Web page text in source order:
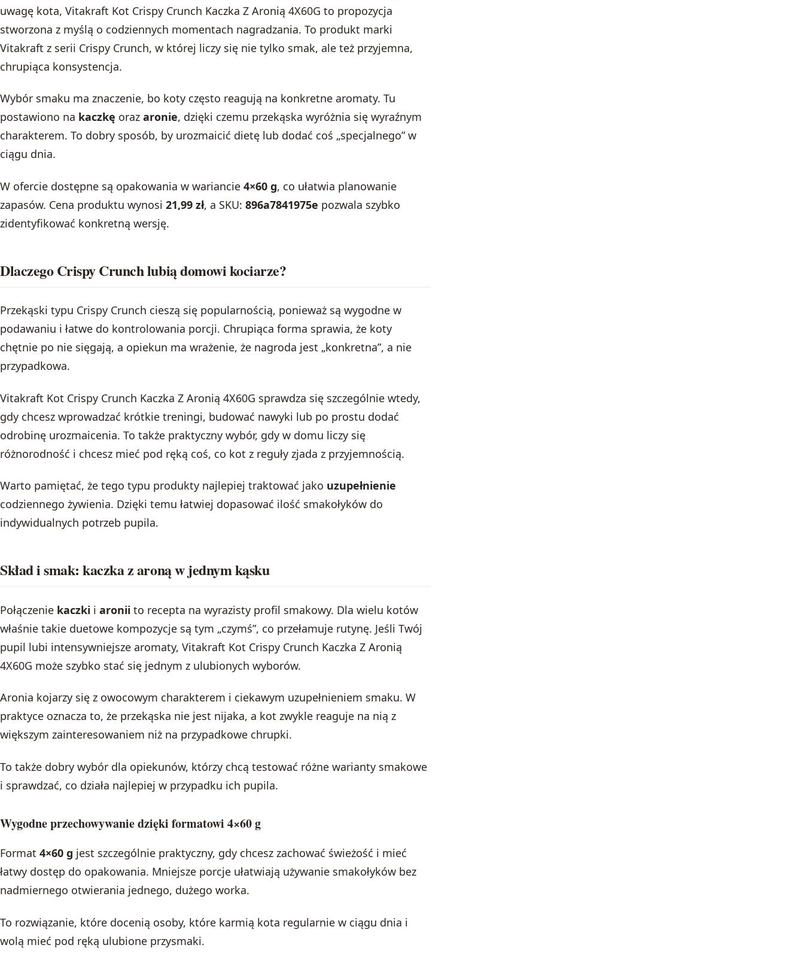
uwagę kota, Vitakraft Kot Crispy Crunch Kaczka Z Aronią 4X60G to propozycja
stworzona z myślą o codziennych momentach nagradzania. To produkt marki
Vitakraft z serii Crispy Crunch, w której liczy się nie tylko smak, ale też przyjemna,
chrupiąca konsystencja.
Wybór smaku ma znaczenie, bo koty często reagują na konkretne aromaty. Tu
postawiono na kaczkę oraz aronie, dzięki czemu przekąska wyróżnia się wyraźnym
charakterem. To dobry sposób, by urozmaicić dietę lub dodać coś „specjalnego” w
ciągu dnia.
W ofercie dostępne są opakowania w wariancie 4×60 g, co ułatwia planowanie
zapasów. Cena produktu wynosi 21,99 zł, a SKU: 896a7841975e pozwala szybko
zidentyfikować konkretną wersję.
Dlaczego Crispy Crunch lubią domowi kociarze?
Przekąski typu Crispy Crunch cieszą się popularnością, ponieważ są wygodne w
podawaniu i łatwe do kontrolowania porcji. Chrupiąca forma sprawia, że koty
chętnie po nie sięgają, a opiekun ma wrażenie, że nagroda jest „konkretna”, a nie
przypadkowa.
Vitakraft Kot Crispy Crunch Kaczka Z Aronią 4X60G sprawdza się szczególnie wtedy,
gdy chcesz wprowadzać krótkie treningi, budować nawyki lub po prostu dodać
odrobinę urozmaicenia. To także praktyczny wybór, gdy w domu liczy się
różnorodność i chcesz mieć pod ręką coś, co kot z reguły zjada z przyjemnością.
Warto pamiętać, że tego typu produkty najlepiej traktować jako uzupełnienie
codziennego żywienia. Dzięki temu łatwiej dopasować ilość smakołyków do
indywidualnych potrzeb pupila.
Skład i smak: kaczka z aroną w jednym kąsku
Połączenie kaczki i aronii to recepta na wyrazisty profil smakowy. Dla wielu kotów
właśnie takie duetowe kompozycje są tym „czymś”, co przełamuje rutynę. Jeśli Twój
pupil lubi intensywniejsze aromaty, Vitakraft Kot Crispy Crunch Kaczka Z Aronią
4X60G może szybko stać się jednym z ulubionych wyborów.
Aronia kojarzy się z owocowym charakterem i ciekawym uzupełnieniem smaku. W
praktyce oznacza to, że przekąska nie jest nijaka, a kot zwykle reaguje na nią z
większym zainteresowaniem niż na przypadkowe chrupki.
To także dobry wybór dla opiekunów, którzy chcą testować różne warianty smakowe
i sprawdzać, co działa najlepiej w przypadku ich pupila.
Wygodne przechowywanie dzięki formatowi 4×60 g
Format 4×60 g jest szczególnie praktyczny, gdy chcesz zachować świeżość i mieć
łatwy dostęp do opakowania. Mniejsze porcje ułatwiają używanie smakołyków bez
nadmiernego otwierania jednego, dużego worka.
To rozwiązanie, które docenią osoby, które karmią kota regularnie w ciągu dnia i
wolą mieć pod ręką ulubione przysmaki.